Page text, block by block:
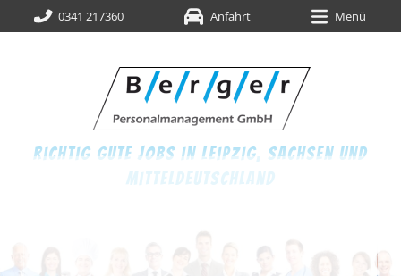
0341 217360 Anfahrt Menü
richtig gute jobs in leipzig, sachsen und
mitteldeutschland